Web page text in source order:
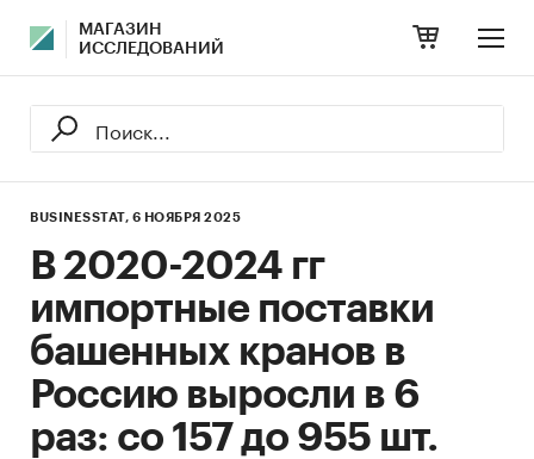
МАГАЗИН
ИССЛЕДОВАНИЙ
BUSINESSTAT, 6 НОЯБРЯ 2025
В 2020-2024 гг
импортные поставки
башенных кранов в
Россию выросли в 6
раз: со 157 до 955 шт.